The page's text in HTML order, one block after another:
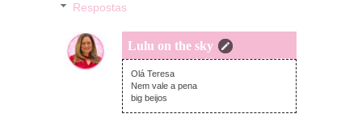
Respostas
Lulu on the sky
segunda-feira, novembro 02, 2020
Olá Teresa
Nem vale a pena
big beijos